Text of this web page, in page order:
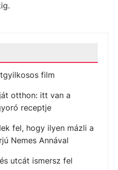
film
otthon: itt van a
receptje
fel, hogy ilyen mázli a
Nemes Annával
utcát ismersz fel